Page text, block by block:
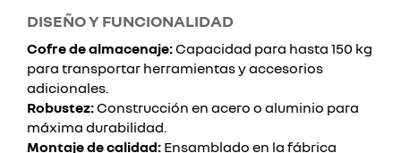
DISEÑO Y FUNCIONALIDAD
Cofre de almacenaje:Capacidad para hasta 150 kg
para transportar herramientas y accesorios
adicionales.
Robustez:Construcción en acero o aluminio para
máxima durabilidad.
Montaje de calidad: Ensamblado en la fábrica